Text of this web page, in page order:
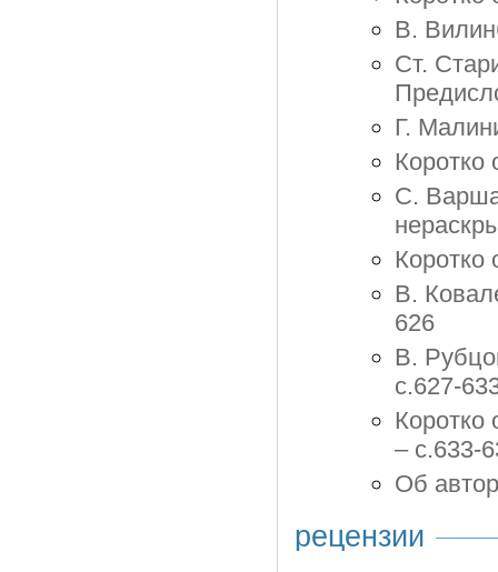
В.
Ст.
Г.
Коротко
С.
Коротко
В.
626
В.
с.627-
– с.633-
Об
рецензии